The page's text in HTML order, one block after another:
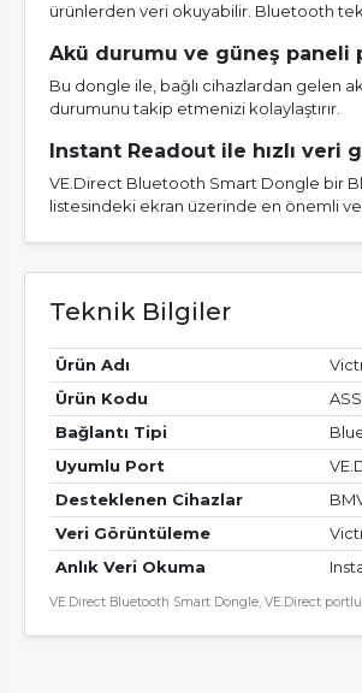
ürünlerden veri okuyabilir. Bluetooth
Akü durumu ve güneş paneli
Bu dongle ile, bağlı cihazlardan gelen
durumunu takip etmenizi kolaylaştırır.
Instant Readout ile hızlı veri
VE.Direct Bluetooth Smart Dongle bir
listesindeki ekran üzerinde en önemli
Teknik Bilgiler
Ürün Adı
Ürün Kodu
Bağlantı Tipi
Uyumlu Port
Desteklenen Cihazlar
Veri Görüntüleme
Anlık Veri Okuma
VE.Direct Bluetooth Smart Dongle, VE.Direct